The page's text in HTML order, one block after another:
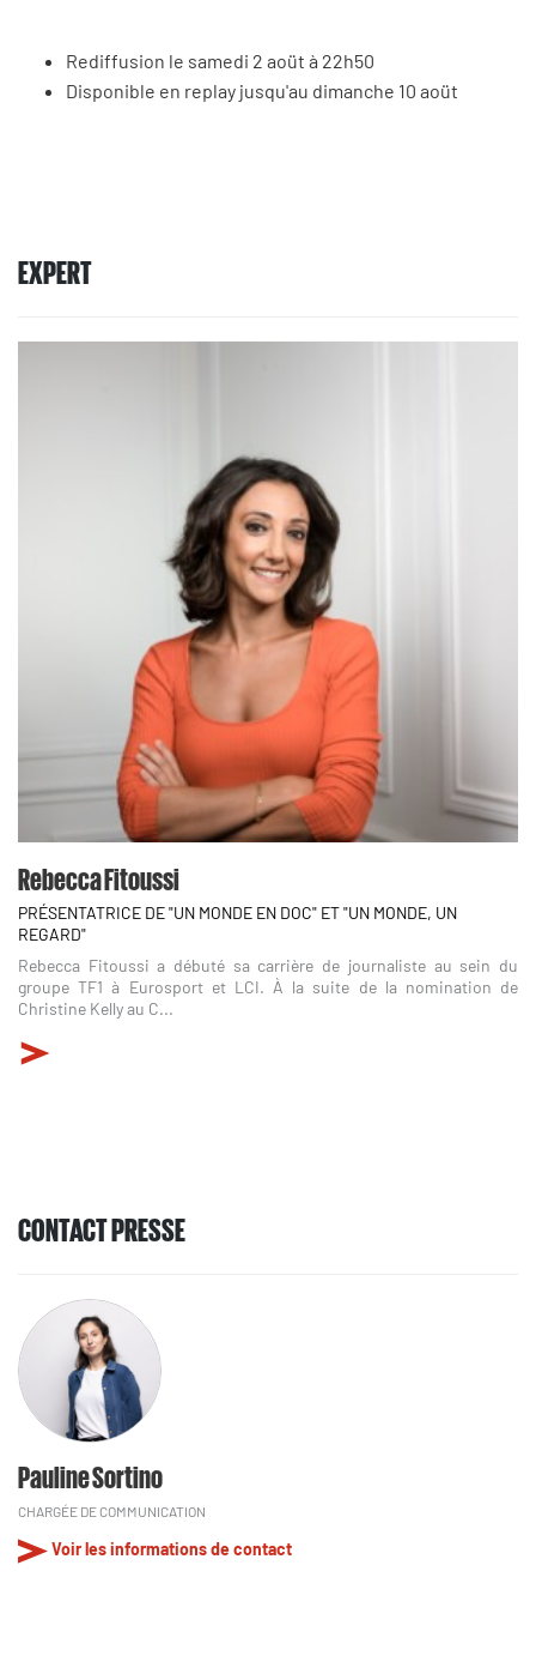
Rediffusion le samedi 2 aoüt à 22h50
Disponible en replay jusqu'au dimanche 10 aoüt
EXPERT
Rebecca Fitoussi
PRÉSENTATRICE DE "UN MONDE EN DOC" ET "UN MONDE, UN
REGARD"
Rebecca Fitoussi a débuté sa carrière de journaliste au sein du
groupe TF1 à Eurosport et LCI. À la suite de la nomination de
Christine Kelly au C...
CONTACT PRESSE
Pauline Sortino
CHARGÉE DE COMMUNICATION
Voir les informations de contact